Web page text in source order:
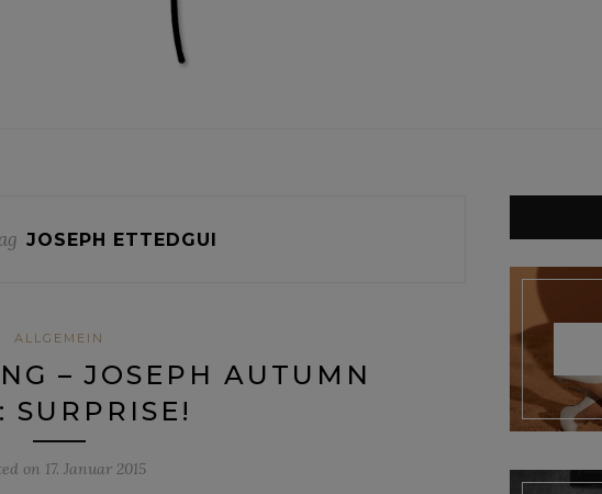
JOSEPH ETTEDGUI
ALLGEMEIN
– JOSEPH AUTUMN
SURPRISE!
on 17. Januar 2015